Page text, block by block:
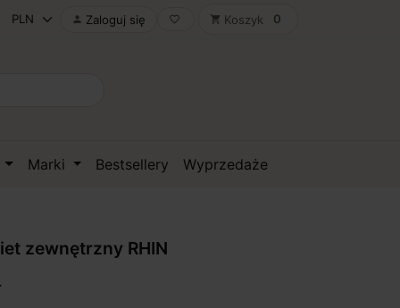
 Zaloguj się favorite_border shopping_cart Koszyk 0
Marki Bestsellery Wyprzedaże
zewnętrzny RHIN